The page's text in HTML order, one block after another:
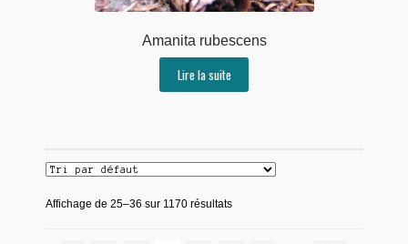
Amanita rubescens
Lire la suite
Affichage de 25–36 sur 1170 résultats